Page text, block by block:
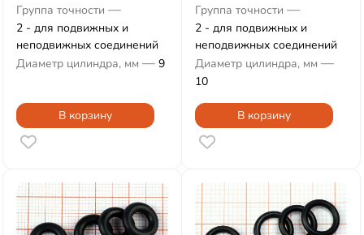
Группа точности —
2 - для подвижных и
неподвижных соединений
Диаметр цилиндра, мм — 9
В корзину
Группа точности —
2 - для подвижных и
неподвижных соединений
Диаметр цилиндра, мм —
10
В корзину